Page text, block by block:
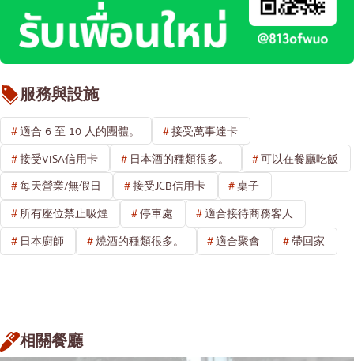
服務與設施
適合 6 至 10 人的團體。
接受萬事達卡
接受VISA信用卡
日本酒的種類很多。
可以在餐廳吃飯
每天營業/無假日
接受JCB信用卡
桌子
所有座位禁止吸煙
停車處
適合接待商務客人
日本廚師
燒酒的種類很多。 適合聚會 帶回家
相關餐廳